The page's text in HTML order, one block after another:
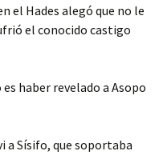
el Hades alegó que no le
el conocido castigo
haber revelado a Asopo
a Sísifo, que soportaba